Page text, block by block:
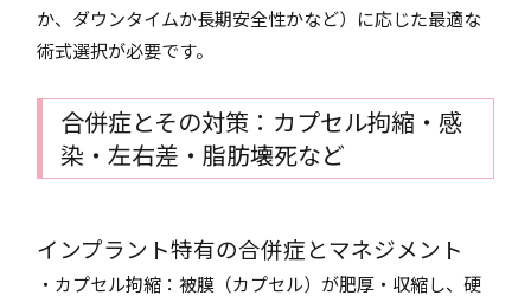
か、ダウンタイムか長期安全性かなど）に応じた最適な
術式選択が必要です。
合併症とその対策：カプセル拘縮・感
染・左右差・脂肪壊死など
インプラント特有の合併症とマネジメント
・カプセル拘縮：被膜（カプセル）が肥厚・収縮し、硬